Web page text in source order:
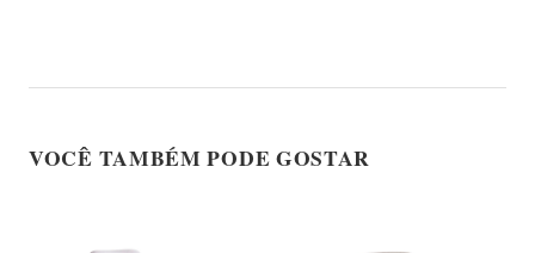
VOCÊ TAMBÉM PODE GOSTAR